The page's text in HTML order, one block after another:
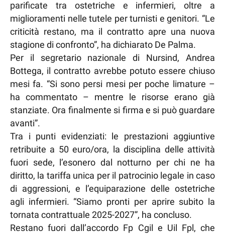
parificate tra ostetriche e infermieri, oltre a
miglioramenti nelle tutele per turnisti e genitori. “Le
criticità restano, ma il contratto apre una nuova
stagione di confronto”, ha dichiarato De Palma.
Per il segretario nazionale di Nursind, Andrea
Bottega, il contratto avrebbe potuto essere chiuso
mesi fa. “Si sono persi mesi per poche limature –
ha commentato – mentre le risorse erano già
stanziate. Ora finalmente si firma e si può guardare
avanti”.
Tra i punti evidenziati: le prestazioni aggiuntive
retribuite a 50 euro/ora, la disciplina delle attività
fuori sede, l’esonero dal notturno per chi ne ha
diritto, la tariffa unica per il patrocinio legale in caso
di aggressioni, e l’equiparazione delle ostetriche
agli infermieri. “Siamo pronti per aprire subito la
tornata contrattuale 2025-2027”, ha concluso.
Restano fuori dall’accordo Fp Cgil e Uil Fpl, che